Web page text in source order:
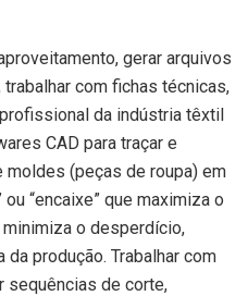
gerar arquivos
com fichas técnicas,
da indústria têxtil
CAD para traçar e
(peças de roupa) em
“encaixe” que maximiza o
o desperdício,
produção. Trabalhar com
sequências de corte,